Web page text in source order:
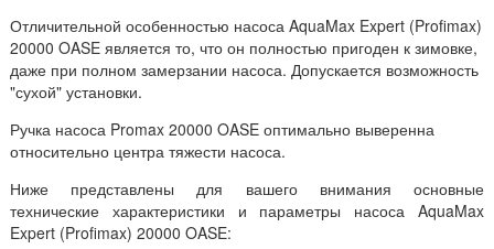
Отличительной особенностью насоса AquaMax Expert (Profimax)
20000 OASE является то, что он полностью пригоден к зимовке,
даже при полном замерзании насоса. Допускается возможность
"сухой" установки.
Ручка насоса Promax 20000 OASE оптимально выверенна
относительно центра тяжести насоса.
Ниже представлены для вашего внимания основные
технические характеристики и параметры насоса AquaMax
Expert (Profimax) 20000 OASE: